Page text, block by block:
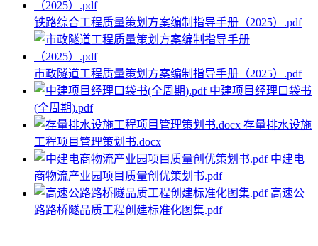
铁路综合工程质量策划方案编制指导手册（2025）.pdf
市政隧道工程质量策划方案编制指导手册（2025）.pdf
中建项目经理口袋书
(全周期).pdf
存量排水设施
工程项目管理策划书.docx
中建电
商物流产业园项目质量创优策划书.pdf
高速公
路路桥隧品质工程创建标准化图集.pdf